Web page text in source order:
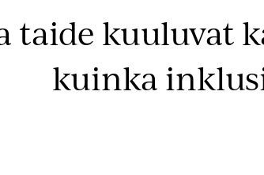
taide kuuluvat
kuinka